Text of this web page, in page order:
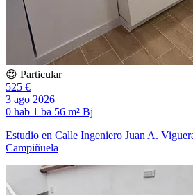
😍 Particular
525 €
3 ago 2026
0 hab 1 ba 56 m² Bj
Estudio en Calle Ingeniero Juan A.
Campiñuela